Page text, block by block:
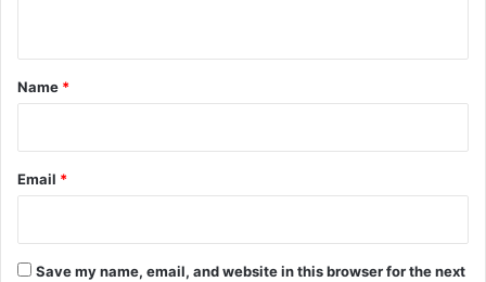
*
Name *
Email *
Save my name, email, and website in this browser for the next